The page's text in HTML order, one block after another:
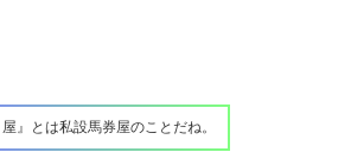
屋』とは私設馬券屋のことだね。